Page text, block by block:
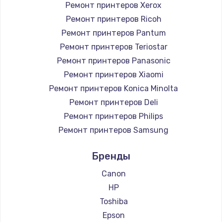
Ремонт принтеров Xerox
Ремонт принтеров Ricoh
Ремонт принтеров Pantum
Ремонт принтеров Teriostar
Ремонт принтеров Panasonic
Ремонт принтеров Xiaomi
Ремонт принтеров Konica Minolta
Ремонт принтеров Deli
Ремонт принтеров Philips
Ремонт принтеров Samsung
Ремонт принтеров Lexmark
Ремонт принтеров Sharp
Ремонт принтеров TSC
Ремонт принтеров Fujitsu
Ремонт принтеров Godex
Бренды
Canon
HP
Toshiba
Epson